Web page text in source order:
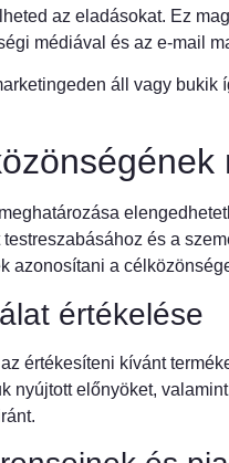
az eladásokat. Ez
médiával és az e-mail
áll vagy
és a
azonosítani a
értékelése
értékesíteni kívánt
nyújtott előnyöket,